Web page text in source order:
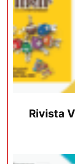
Rivista